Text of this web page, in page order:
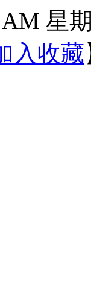
AM 星
入收藏